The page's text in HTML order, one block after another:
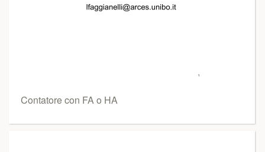
Contatore con FA o HA